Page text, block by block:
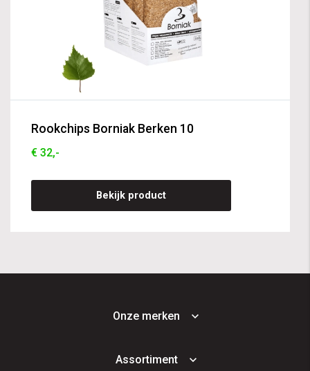
Rookchips Borniak Berken 10
€ 32,-
Bekijk product
Onze merken
Assortiment